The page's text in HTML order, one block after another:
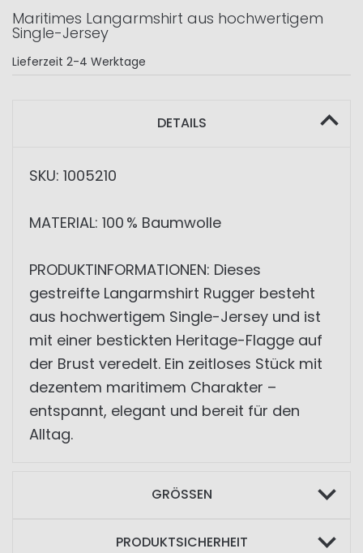
Maritimes Langarmshirt aus hochwertigem
Single-Jersey
Lieferzeit 2-4 Werktage
DETAILS
SKU: 1005210
MATERIAL: 100 % Baumwolle
PRODUKTINFORMATIONEN: Dieses
gestreifte Langarmshirt Rugger besteht
aus hochwertigem Single-Jersey und ist
mit einer bestickten Heritage-Flagge auf
der Brust veredelt. Ein zeitloses Stück mit
dezentem maritimem Charakter –
entspannt, elegant und bereit für den
Alltag.
GRÖSSEN
PRODUKTSICHERHEIT